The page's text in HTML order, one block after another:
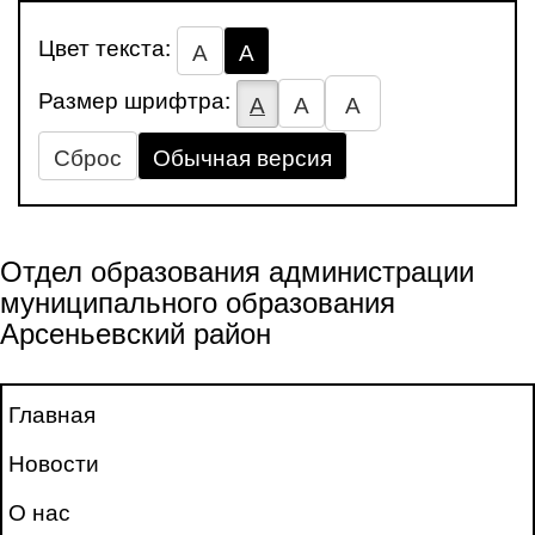
Цвет текста: А
А
Размер шрифтра:
А А
А
Сброс
Обычная версия
Отдел образования администрации
муниципального образования
Арсеньевский район
Главная
Новости
О нас